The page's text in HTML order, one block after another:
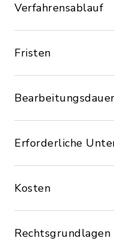
Verfahrensablauf
Fristen
Bearbeitungsdauer
Erforderliche
Kosten
Rechtsgrundlagen